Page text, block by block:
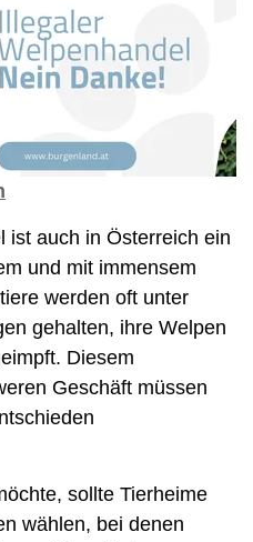
ist auch in Österreich ein
und mit immensem
werden oft unter
gehalten, ihre Welpen
Diesem
Geschäft müssen
sollte Tierheime
wählen, bei denen